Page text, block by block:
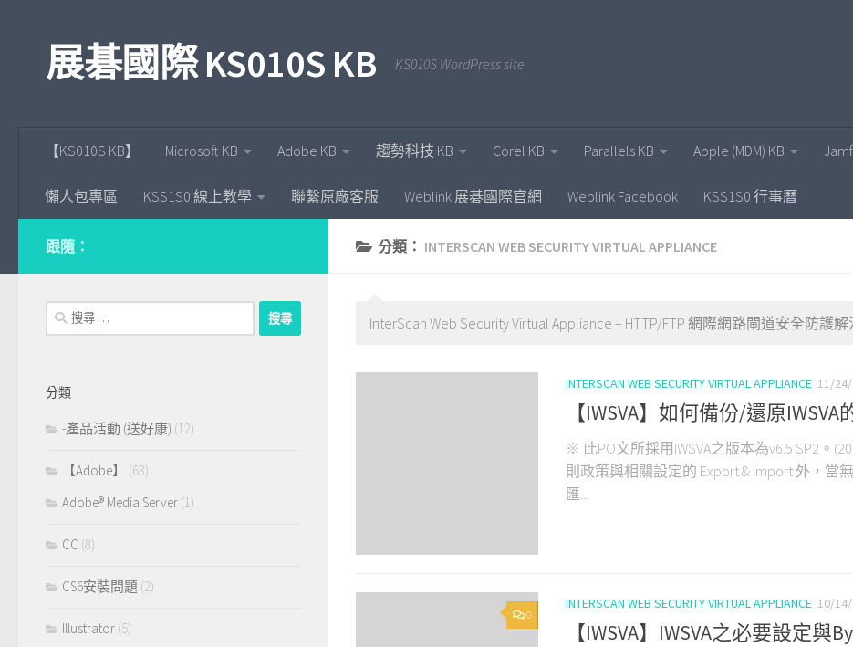
展碁國際 KS010S KB KS010S WordPress site
【KS010S KB】 Microsoft KB Adobe KB 趨勢科技 KB Corel KB Parallels KB Apple (MDM) KB
懶人包專區 KSS1S0 線上教學 聯繫原廠客服 Weblink 展碁國際官網 Weblink Facebook KSS1S0 行事曆
分類： INTERSCAN WEB SECURITY VIRTUAL APPLIANCE
InterScan Web Security Virtual Appliance – HTTP/FTP 網際網路閘道安全防護
INTERSCAN WEB SECURITY VIRTUAL APPLIANCE 11/
【IWSVA】如何備份/還原
※ 此PO文所採用IWSVA之版本為v6.5 SP2。
則政策與相關設定的 Export & Import 外，
匯...
0
INTERSCAN WEB SECURITY VIRTUAL APPLIANCE 10/
【IWSVA】IWSVA之必要設定與
跟隨：
搜
尋：
分類
-產品活動 (送好康) (12)
【Adobe】
(63)
Adobe® Media Server (1)
CC (8)
CS6安裝問題 (2)
Illustrator (5)